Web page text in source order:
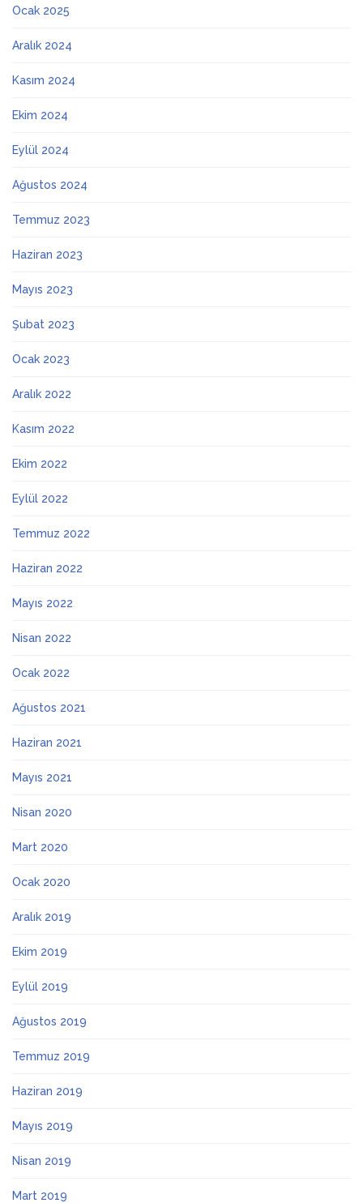
Ocak 2025
Aralık 2024
Kasım 2024
Ekim 2024
Eylül 2024
Ağustos 2024
Temmuz 2023
Haziran 2023
Mayıs 2023
Şubat 2023
Ocak 2023
Aralık 2022
Kasım 2022
Ekim 2022
Eylül 2022
Temmuz 2022
Haziran 2022
Mayıs 2022
Nisan 2022
Ocak 2022
Ağustos 2021
Haziran 2021
Mayıs 2021
Nisan 2020
Mart 2020
Ocak 2020
Aralık 2019
Ekim 2019
Eylül 2019
Ağustos 2019
Temmuz 2019
Haziran 2019
Mayıs 2019
Nisan 2019
Mart 2019